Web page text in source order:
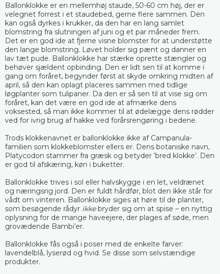
Ballonklokke er en mellemhøj staude, 50-60 cm høj, der er
velegnet forrest i et staudebed, gerne flere sammen. Den
kan også dyrkes i krukker, da den har en lang samlet
blomstring fra slutningen af juni og et par måneder frem.
Det er en god ide at fjerne visne blomster for at understøtte
den lange blomstring. Løvet holder sig pænt og danner en
lav tæt pude. Ballonklokke har stærke oprette stængler og
behøver sjældent opbinding. Den er lidt sen til at komme i
gang om foråret, begynder først at skyde omkring midten af
april, så den kan oplagt placeres sammen med tidlige
løgplanter som tulipaner. Da den er så sen til at vise sig om
foråret, kan det være en god ide at afmærke dens
voksested, så man ikke kommer til at ødelægge dens rødder
ved for ivrig brug af hakke ved forårsrengøring i bedene.
Trods klokkenavnet er ballonklokke ikke af Campanula-
familien som klokkeblomster ellers er. Dens botaniske navn,
Platycodon stammer fra græsk og betyder ’bred klokke’. Den
er god til afskæring, køn i buketter.
Ballonklokke trives i sol eller halvskygge i en let, veldrænet
og næringsrig jord. Den er fuldt hårdfør, blot den ikke står for
vådt om vinteren. Ballonklokke siges at høre til de planter,
som besøgende rådyr ikkebryder sig om at spise – en nyttig
oplysning for de mange haveejere, der plages af søde, men
grovædende Bambi’er.
Ballonklokke fås også i poser med de enkelte farver:
lavendelblå, lyserød og hvid. Se disse som selvstændige
produkter.